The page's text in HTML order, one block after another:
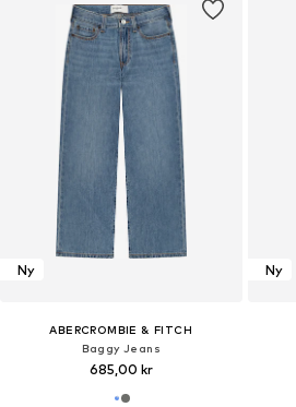
Ny
ABERCROMBIE & FITCH
Baggy Jeans
685,00 kr
Ny